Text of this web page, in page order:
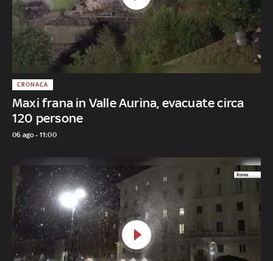
Maxi frana in Valle Aurina, evacuate circa
120 persone
CRONACA
06 ago - 11:00